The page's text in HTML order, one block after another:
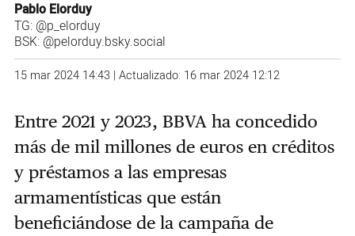
Pablo Elorduy
TG: @p_elorduy
BSK: @pelorduy.bsky.social
15 mar 2024 14:43 | Actualizado: 16 mar 2024 12:12
Entre 2021 y 2023, BBVA ha concedido
más de mil millones de euros en créditos
y préstamos a las empresas
armamentísticas que están
beneficiándose de la campaña de